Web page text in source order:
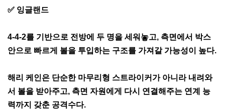
✅ 잉글랜드
4-4-2를 기반으로 전방에 두 명을 세워놓고, 측면에서 박스
안으로 빠르게 볼을 투입하는 구조를 가져갈 가능성이 높다.
해리 케인은 단순한 마무리형 스트라이커가 아니라 내려와
서 볼을 받아주고, 측면 자원에게 다시 연결해주는 연계 능
력까지 갖춘 공격수다.